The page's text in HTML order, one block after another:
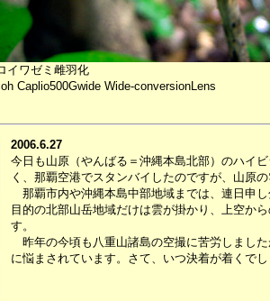
イワゼミ雌羽化
Caplio500Gwide Wide-conversionLens
2006.6.27
今日も山原（やんばる＝沖縄本島北部）のハイ
く、那覇空港でスタンバイしたのですが、山原の
那覇市内や沖縄本島中部地域までは、連日申し
目的の北部山岳地域だけは雲が掛かり、上空か
す。
昨年の今頃も八重山諸島の空撮に苦労しました
に悩まされています。さて、いつ決着が着くでし